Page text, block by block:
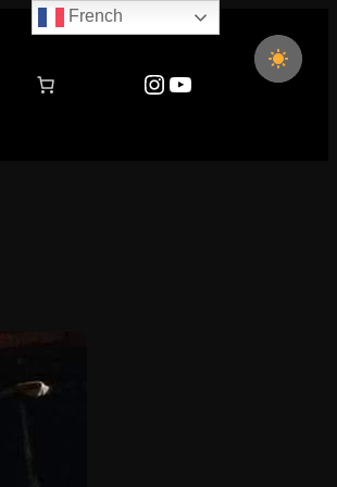
Instagram
YouTube
French